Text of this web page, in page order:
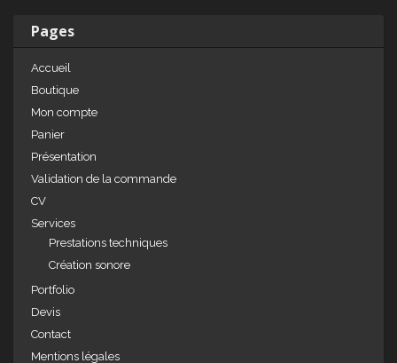
n
o
Pages
Accueil
Boutique
Mon compte
Panier
Présentation
Validation de la commande
CV
Services
Prestations techniques
Création sonore
Portfolio
Devis
Contact
Mentions légales